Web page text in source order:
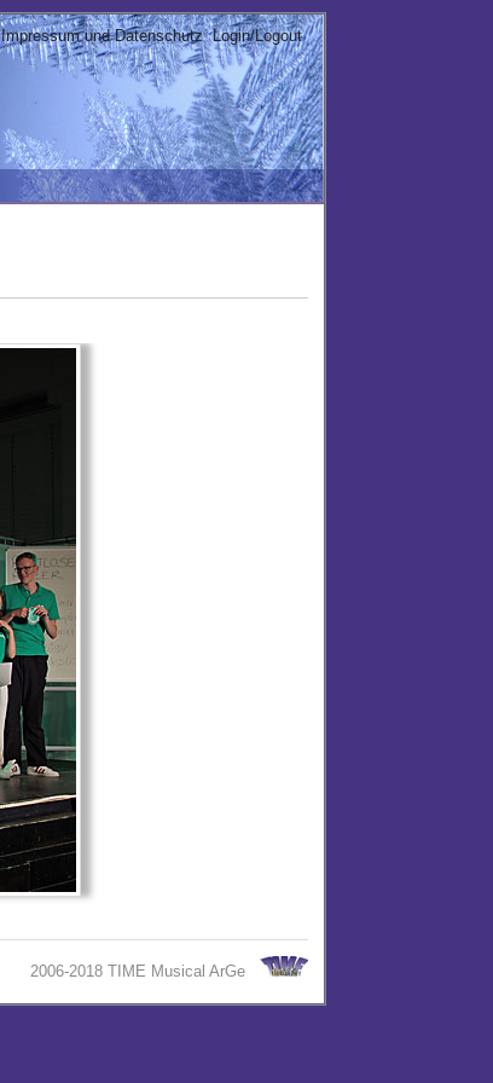
Impressum und Datenschutz Login/Logout
2006-2018 TIME Musical ArGe